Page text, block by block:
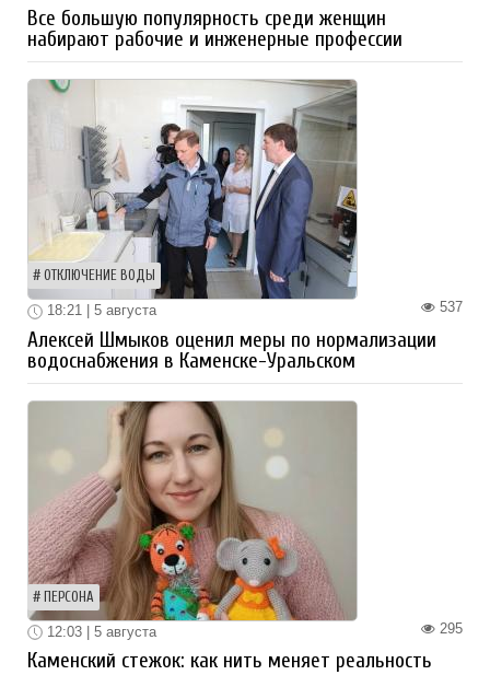
Все большую популярность среди женщин
набирают рабочие и инженерные профессии
ОТКЛЮЧЕНИЕ ВОДЫ
537
18:21 | 5 августа
Алексей Шмыков оценил меры по нормализации
водоснабжения в Каменске-Уральском
ПЕРСОНА
295
12:03 | 5 августа
Каменский стежок: как нить меняет реальность